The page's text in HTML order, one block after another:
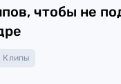
чтобы не
Клипы